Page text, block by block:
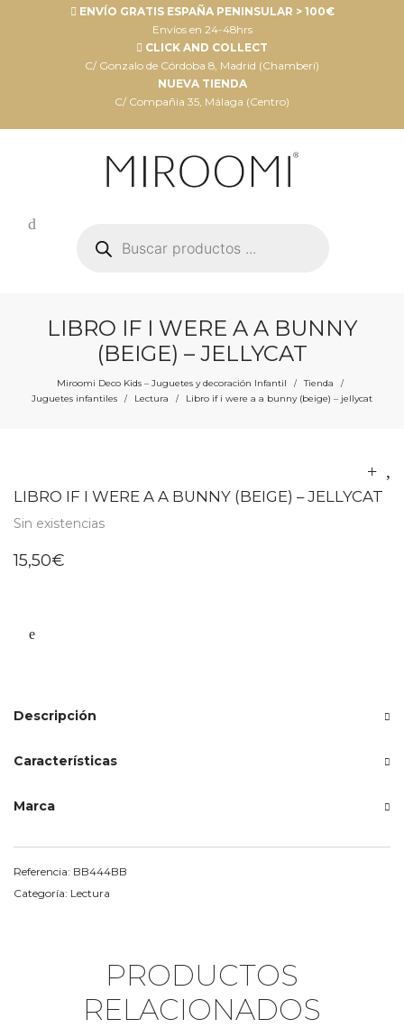
ENVÍO GRATIS ESPAÑA PENINSULAR > 100€
Envíos en 24-48hrs
CLICK AND COLLECT
C/ Gonzalo de Córdoba 8, Madrid (Chamberí)
NUEVA TIENDA
C/ Compañia 35, Málaga (Centro)
productos
LIBRO IF I WERE A A BUNNY
(BEIGE) – JELLYCAT
Miroomi Deco Kids – Juguetes y decoración Infantil / Tienda /
Juguetes infantiles / Lectura / Libro if i were a a bunny (beige) – jellycat
LIBRO IF I WERE A A BUNNY (BEIGE) – JELLYCAT
Sin existencias
15,50€
Descripción
Características
Marca
Referencia: BB444BB
Categoría: Lectura
PRODUCTOS
RELACIONADOS